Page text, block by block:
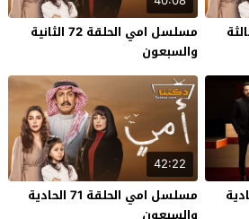
73 الثالثة
مسلسل امي الحلقة 72 الثانية
والسبعون
91 الحادية
42:22
مسلسل امي الحلقة 71 الحادية